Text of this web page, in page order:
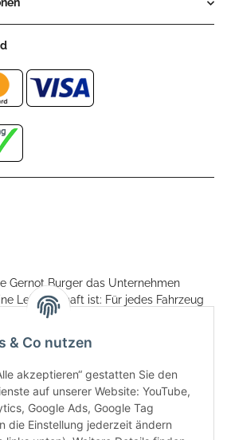
Gernot Burger das Unternehmen
Leidenschaft ist: Für jedes Fahrzeug
- passgenau und individuell.
Kundenrückmeldungen kamen
Hardtopständer hinzu.
in Deutschland produziert und
und Materialien gefertigt.
der Gründung ein
welches sich seit 2010 auf
& Co nutzen
akzeptieren“ gestatten Sie den
auf unserer Website: YouTube,
Google Ads, Google Tag
die Einstellung jederzeit ändern